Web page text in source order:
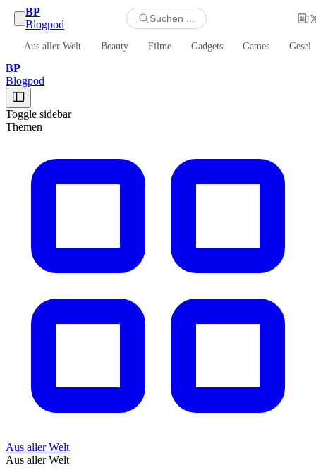
BP
Blogpod
Suchen ...
Aus aller Welt Beauty Filme Gadgets Games
BP
Blogpod
Toggle sidebar
Themen
Aus aller Welt
Aus aller Welt